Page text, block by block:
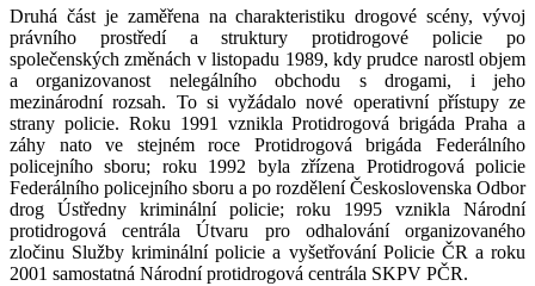
Druhá část je zaměřena na charakteristiku drogové scény, vývoj
právního prostředí a struktury protidrogové policie po
společenských změnách v listopadu 1989, kdy prudce narostl objem
a organizovanost nelegálního obchodu s drogami, i jeho
mezinárodní rozsah. To si vyžádalo nové operativní přístupy ze
strany policie. Roku 1991 vznikla Protidrogová brigáda Praha a
záhy nato ve stejném roce Protidrogová brigáda Federálního
policejního sboru; roku 1992 byla zřízena Protidrogová policie
Federálního policejního sboru a po rozdělení Československa Odbor
drog Ústředny kriminální policie; roku 1995 vznikla Národní
protidrogová centrála Útvaru pro odhalování organizovaného
zločinu Služby kriminální policie a vyšetřování Policie ČR a roku
2001 samostatná Národní protidrogová centrála SKPV PČR.